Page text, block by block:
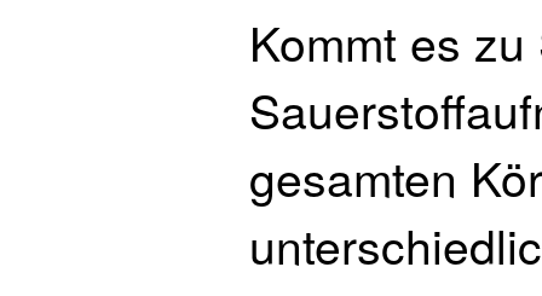
Kommt es
gesamten